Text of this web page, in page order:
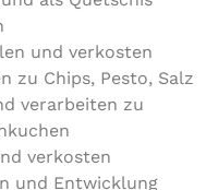
und verkosten
zu Chips, Pesto, Salz
verarbeiten zu
verkosten
und Entwicklung